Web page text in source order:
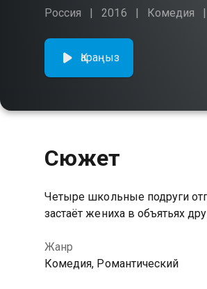
Россия 2016 Комедия
Қараңыз
Сюжет
Четыре школьные подруги
застаёт жениха в объятьях
Жанр
Комедия, Романтический